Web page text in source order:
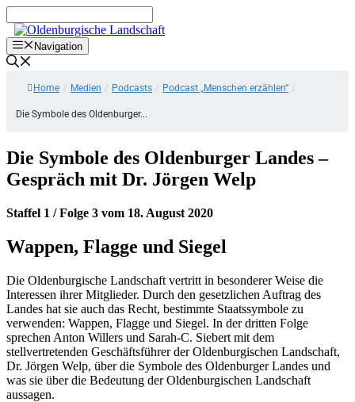
Inhalt
springenNavigation
Home / Medien / Podcasts / Podcast „Menschen erzählen“ /
Die Symbole des Oldenburger...
Die Symbole des Oldenburger Landes –
Gespräch mit Dr. Jörgen Welp
Staffel 1 / Folge 3 vom 18. August 2020
Wappen, Flagge und Siegel
Die Oldenburgische Landschaft vertritt in besonderer Weise die
Interessen ihrer Mitglieder. Durch den gesetzlichen Auftrag des
Landes hat sie auch das Recht, bestimmte Staatssymbole zu
verwenden: Wappen, Flagge und Siegel. In der dritten Folge
sprechen Anton Willers und Sarah-C. Siebert mit dem
stellvertretenden Geschäftsführer der Oldenburgischen Landschaft,
Dr. Jörgen Welp, über die Symbole des Oldenburger Landes und
was sie über die Bedeutung der Oldenburgischen Landschaft
aussagen.